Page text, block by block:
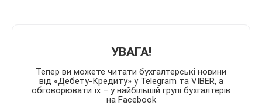
УВАГА!
Тепер ви можете читати бухгалтерські новини
від «Дебету-Кредиту» у Telegram та VIBER, а
обговорювати їх – у найбільшій групі бухгалтерів
на Facebook